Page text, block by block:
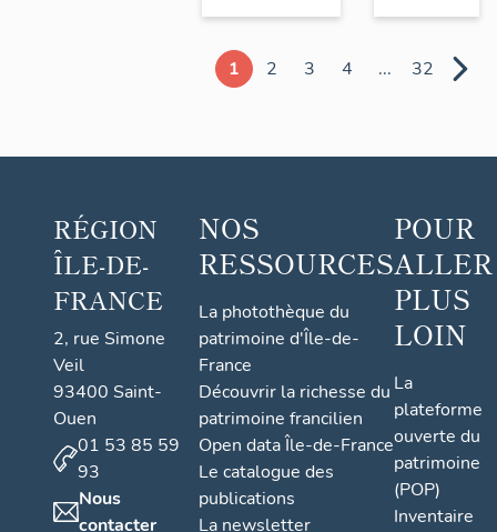
1 2 3 4 ... 32
RÉGION
ÎLE-DE-
FRANCE
2, rue Simone
Veil
93400 Saint-
Ouen
01 53 85 59
93
Nous
contacter
NOS
RESSOURCES
La photothèque du
patrimoine d'Île-de-
France
Découvrir la richesse du
patrimoine francilien
Open data Île-de-France
Le catalogue des
publications
La newsletter
POUR
ALLER
PLUS
LOIN
La
plateforme
ouverte du
patrimoine
(POP)
Inventaire